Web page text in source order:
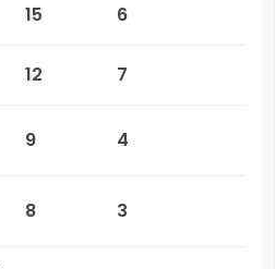
15 6
12 7
9 4
8 3